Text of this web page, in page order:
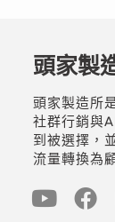
頭家製
頭家製造所
社群行銷與
到被選擇，
流量轉換為